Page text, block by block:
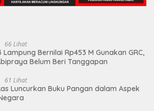
66 Lihat
Lampung Bernilai Rp453 M Gunakan GRC,
Belum Beri Tanggapan
61 Lihat
Luncurkan Buku Pangan dalam Aspek